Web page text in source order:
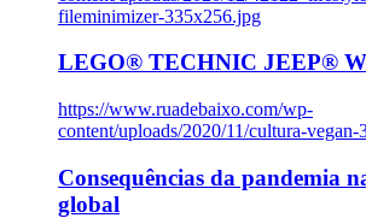
fileminimizer-335x256.jpg
LEGO® TECHNIC JEEP®
https://www.ruadebaixo.com/wp-
content/uploads/2020/11/cultura-
Consequências da pandemia
global